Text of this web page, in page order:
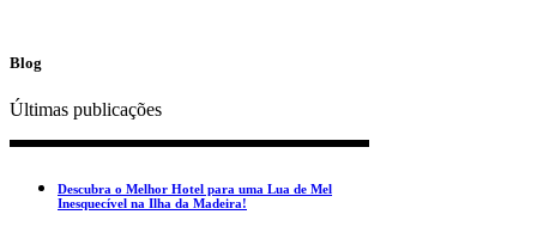
Blog
Últimas publicações
Descubra o Melhor Hotel para uma Lua de Mel
Inesquecível na Ilha da Madeira!